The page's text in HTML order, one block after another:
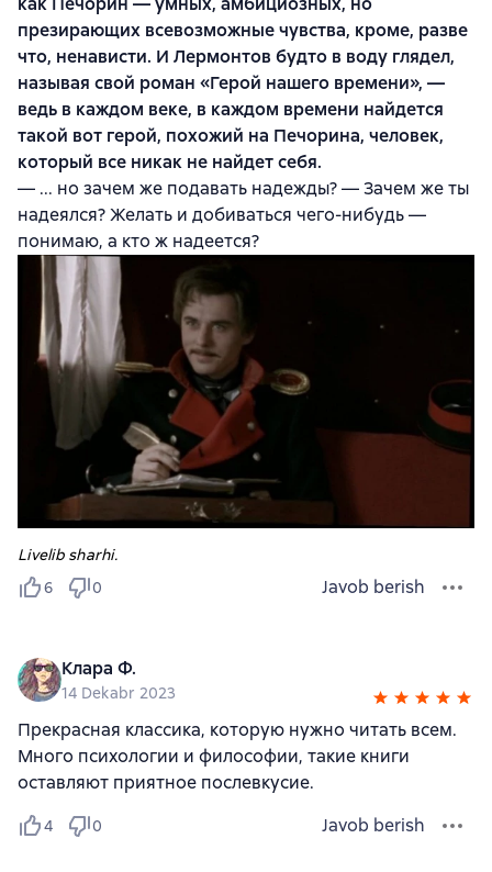
презирающих всевозможные чувства, кроме, разве
что, ненависти. И Лермонтов будто в воду глядел,
называя свой роман «Герой нашего времени», —
ведь в каждом веке, в каждом времени найдется
такой вот герой, похожий на Печорина, человек,
который все никак не найдет себя.
— ... но зачем же подавать надежды? — Зачем же ты
надеялся? Желать и добиваться чего-нибудь —
понимаю, а кто ж надеется?
Livelib sharhi.
6
0 Javob berish
Клара Ф.
14 Dekabr 2023
Прекрасная классика, которую нужно читать всем.
Много психологии и философии, такие книги
оставляют приятное послевкусие.
4 0 Javob berish